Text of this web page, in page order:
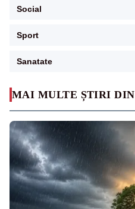
MAI MULTE ȘTIRI DIN
Social
Sport
Sanatate